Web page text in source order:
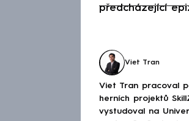
předcházející
Viet Tran
Viet Tran pracoval
herních projektů
vystudoval na